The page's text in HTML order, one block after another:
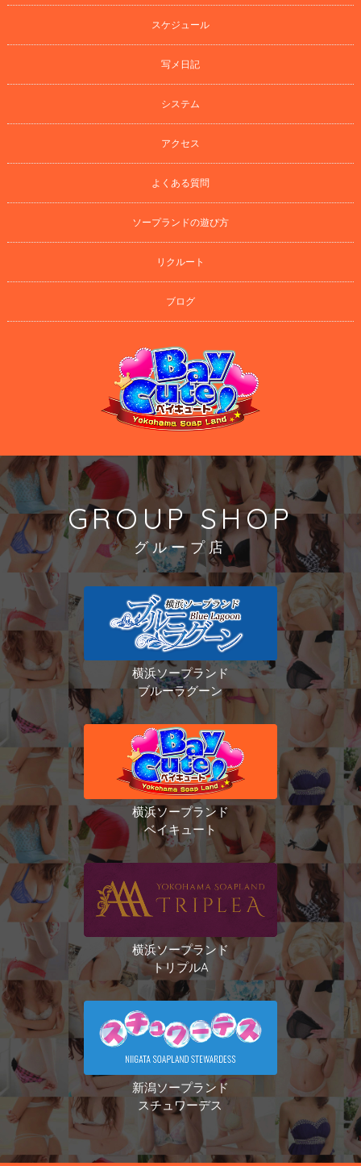
スケジュール
写メ日記
システム
アクセス
よくある質問
ソープランドの遊び方
リクルート
ブログ
GROUP SHOP
グループ店
横浜ソープランド
ブルーラグーン
横浜ソープランド
ベイキュート
横浜ソープランド
トリプルA
新潟ソープランド
スチュワーデス